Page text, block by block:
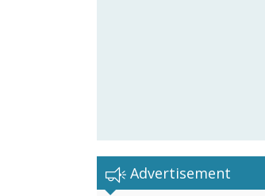
Advertisement